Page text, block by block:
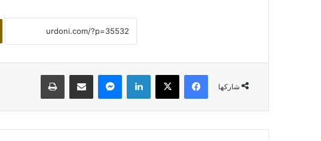
شاركها
فيسبوك لينكدإن